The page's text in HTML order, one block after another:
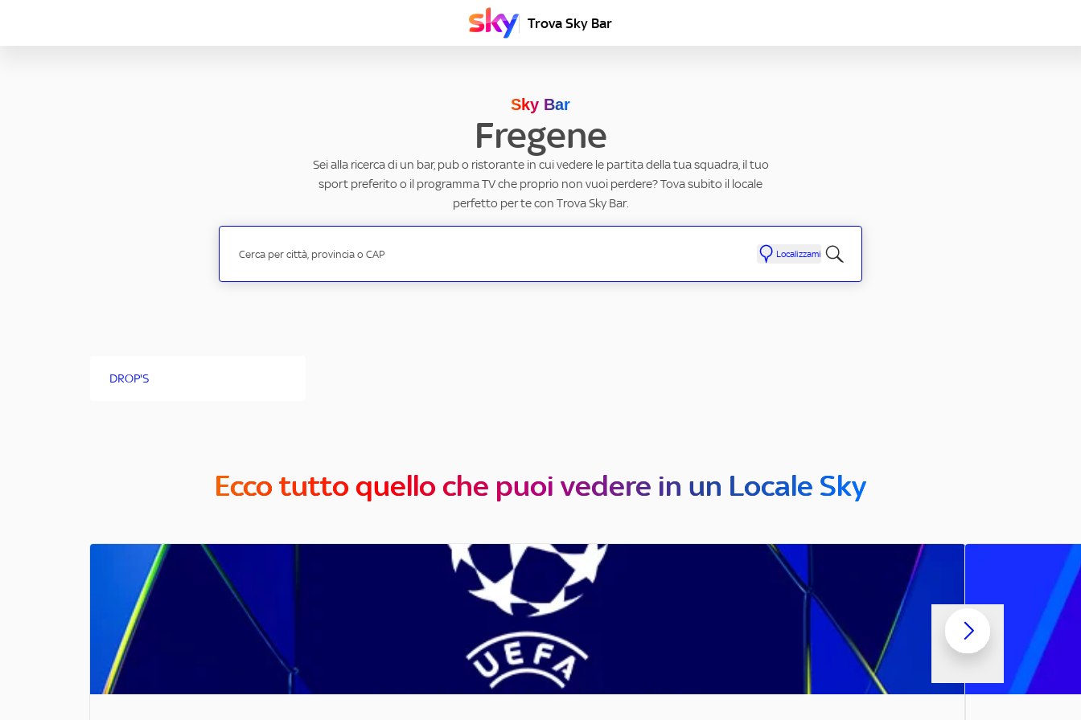
Trova Sky Bar
Sky Bar
Fregene
Sei alla ricerca di un bar, pub o ristorante in cui vedere le partita della tua squadra, il tuo
sport preferito o il programma TV che proprio non vuoi perdere? Tova subito il locale
perfetto per te con Trova Sky Bar.
Localizzami
DROP'S
Ecco tutto quello che puoi vedere in un Locale Sky